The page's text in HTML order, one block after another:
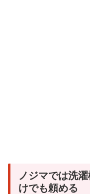
ノジマでは洗
けでも頼める